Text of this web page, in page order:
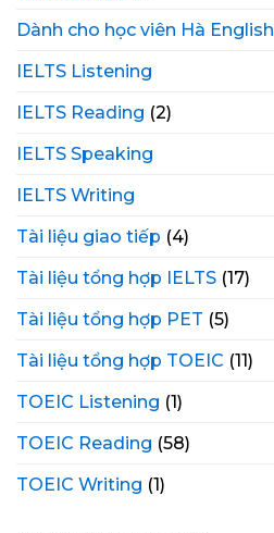
Dành cho học viên Hà English
IELTS Listening
IELTS Reading (2)
IELTS Speaking
IELTS Writing
Tài liệu giao tiếp (4)
Tài liệu tổng hợp IELTS (17)
Tài liệu tổng hợp PET (5)
Tài liệu tổng hợp TOEIC (11)
TOEIC Listening (1)
TOEIC Reading (58)
TOEIC Writing (1)